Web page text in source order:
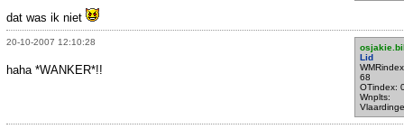
dat was ik niet
20-10-2007 12:10:28
Lid
68
OTindex:
Wnplts:
Vlaardinge
haha *WANKER*!!